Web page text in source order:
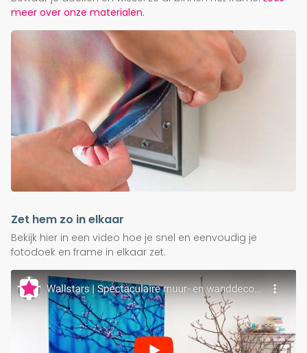
meer over onze materialen.
Zet hem zo in elkaar
Bekijk hier in een video hoe je snel en eenvoudig je
fotodoek en frame in elkaar zet.